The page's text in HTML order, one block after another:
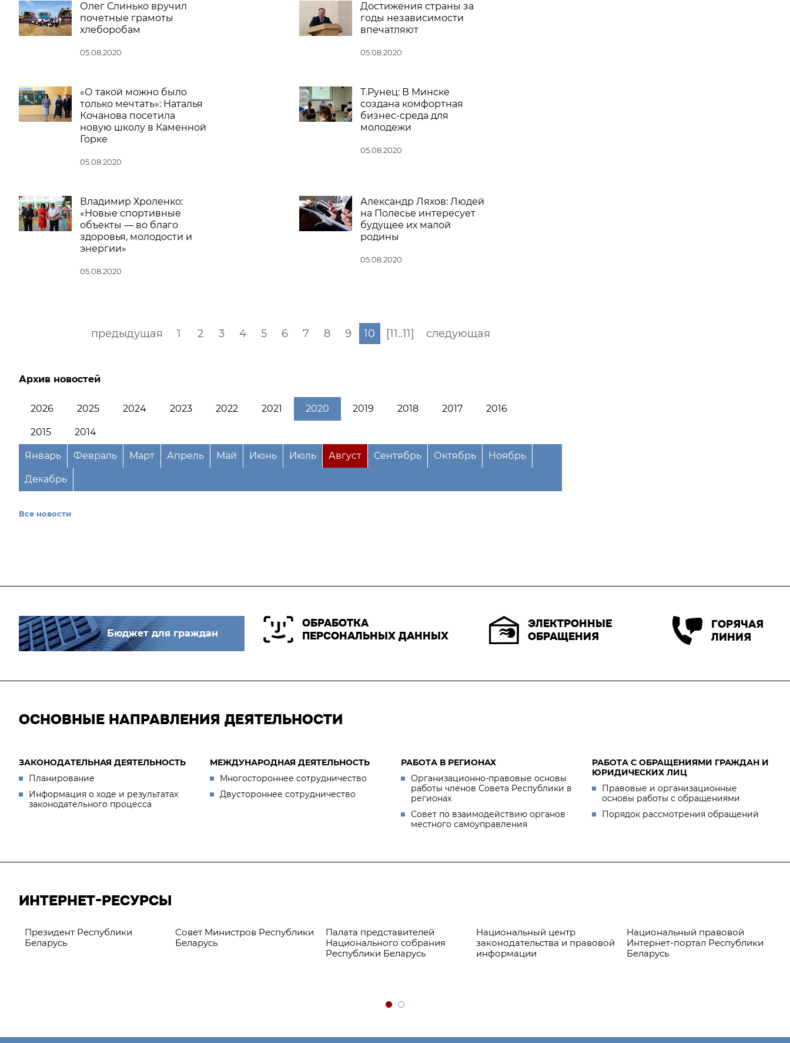
Олег Слинько вручил
почетные грамоты
хлеборобам
05.08.2020
Достижения страны за
годы независимости
впечатляют
05.08.2020
«О такой можно было
только мечтать»: Наталья
Кочанова посетила
новую школу в Каменной
Горке
05.08.2020
Т.Рунец: В Минске
создана комфортная
бизнес-среда для
молодежи
05.08.2020
Владимир Хроленко:
«Новые спортивные
объекты — во благо
здоровья, молодости и
энергии»
05.08.2020
Александр Ляхов: Людей
на Полесье интересует
будущее их малой
родины
05.08.2020
предыдущая 1 2 3 4 5 6 7 8 9 10 [11..11] следующая
Архив новостей
2026 2025 2024 2023 2022 2021 2020 2019 2018 2017 2016
2015 2014
Январь Февраль Март Апрель Май Июнь Июль Август Сентябрь Октябрь Ноябрь
Декабрь
Все новости
Бюджет для граждан
ОБРАБОТКА
ПЕРСОНАЛЬНЫХ ДАННЫХ
ЭЛЕКТРОННЫЕ
ОБРАЩЕНИЯ
ГОРЯЧАЯ
ЛИНИЯ
ОСНОВНЫЕ НАПРАВЛЕНИЯ ДЕЯТЕЛЬНОСТИ
ЗАКОНОДАТЕЛЬНАЯ ДЕЯТЕЛЬНОСТЬ
Планирование
Информация о ходе и результатах
законодательного процесса
МЕЖДУНАРОДНАЯ ДЕЯТЕЛЬНОСТЬ
Многостороннее сотрудничество
Двустороннее сотрудничество
РАБОТА В РЕГИОНАХ
Организационно-правовые основы
работы членов Совета Республики в
регионах
Совет по взаимодействию органов
местного самоуправления
РАБОТА С ОБРАЩЕНИЯМИ ГРАЖДАН И
ЮРИДИЧЕСКИХ ЛИЦ
Правовые и организационные
основы работы с обращениями
Порядок рассмотрения обращений
ИНТЕРНЕТ-РЕСУРСЫ
Президент Республики
Беларусь
Совет Министров Республики
Беларусь
Палата представителей
Национального собрания
Республики Беларусь
Национальный центр
законодательства и правовой
информации
Национальный правовой
Интернет-портал Республики
Беларусь